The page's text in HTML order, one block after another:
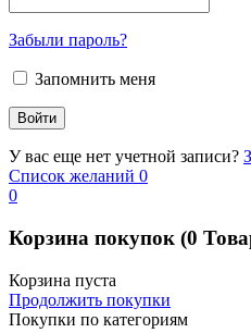
Забыли пароль?
Запомнить меня
У вас еще нет учетной записи?
Список желаний 0
0
Корзина покупок (0
Корзина пуста
Продолжить покупки
Покупки по категориям